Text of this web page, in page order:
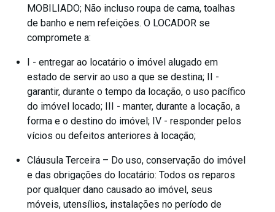
MOBILIADO; Não incluso roupa de cama, toalhas
de banho e nem refeições. O LOCADOR se
compromete a:
I - entregar ao locatário o imóvel alugado em
estado de servir ao uso a que se destina; II -
garantir, durante o tempo da locação, o uso pacífico
do imóvel locado; III - manter, durante a locação, a
forma e o destino do imóvel; IV - responder pelos
vícios ou defeitos anteriores à locação;
Cláusula Terceira – Do uso, conservação do imóvel
e das obrigações do locatário: Todos os reparos
por qualquer dano causado ao imóvel, seus
móveis, utensílios, instalações no período de